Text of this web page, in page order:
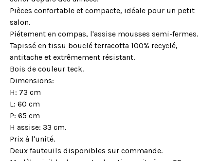
Pièces confortable et compacte, idéale pour un petit
salon.
Piétement en compas, l'assise mousses semi-fermes.
Tapissé en tissu bouclé terracotta 100% recyclé,
antitache et extrêmement résistant.
Bois de couleur teck.
Dimensions:
H: 73 cm
L: 60 cm
P: 65 cm
H assise: 33 cm.
Prix à l'unité.
Deux fauteuils disponibles sur commande.